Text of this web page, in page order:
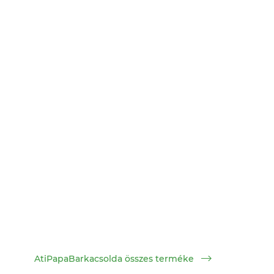
AtiPapaBarkacsolda összes terméke